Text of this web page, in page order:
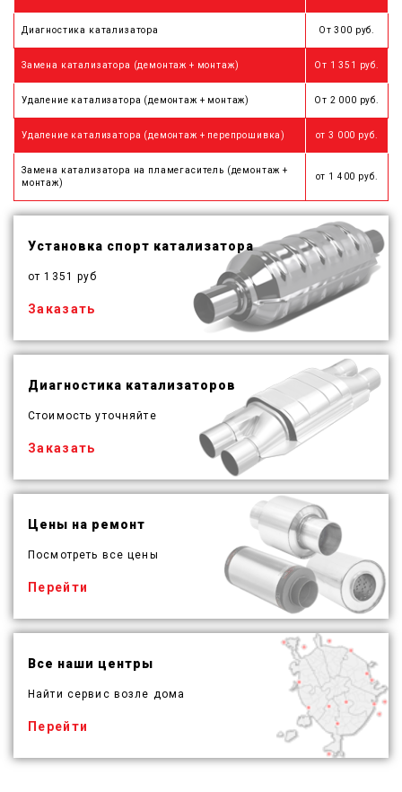
Диагностика катализатора От 300 руб.
Замена катализатора (демонтаж + монтаж) От 1 351 руб.
Удаление катализатора (демонтаж + монтаж) От 2 000 руб.
Удаление катализатора (демонтаж + перепрошивка) от 3 000 руб.
Замена катализатора на пламегаситель (демонтаж +
монтаж)
от 1 400 руб.
Установка спорт катализатора
от 1351 руб
Заказать
Диагностика катализаторов
Стоимость уточняйте
Заказать
Цены на ремонт
Посмотреть все цены
Перейти
Все наши центры
Найти сервис возле дома
Перейти